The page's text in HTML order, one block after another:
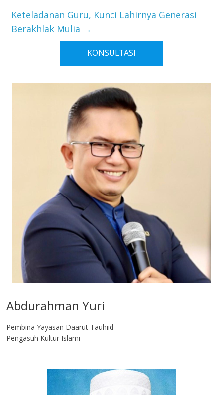
Keteladanan Guru, Kunci Lahirnya Generasi
Berakhlak Mulia →
KONSULTASI
Abdurahman Yuri
Pembina Yayasan Daarut Tauhiid
Pengasuh Kultur Islami